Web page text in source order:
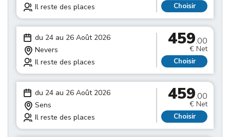
Il reste des places
Choisir
du 24 au 26 Août 2026
Nevers
Il reste des places
459.00
€ Net
Choisir
du 24 au 26 Août 2026
Sens
Il reste des places
459.00
€ Net
Choisir